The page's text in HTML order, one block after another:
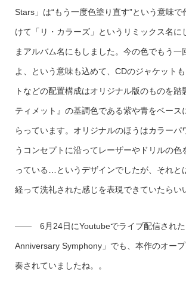
Stars」は“もう一度色塗り直す”という意味
けて「リ・カラーズ」というリミックス名に
まアルバム名にもしました。今の色でもう一
よ、という意味も込めて、CDのジャケット
トなどの配置構成はオリジナル版のものを踏
ティメット』の基調色である紫や青をベース
らっています。オリジナルのほうはカラーパ
うコンセプトに沿ってレーザーやドリルの色
っている…というデザインでしたが、それと
経って洗礼された感じを表現できていたらい
—— 6月24日にYoutubeでライブ配信された
Anniversary Symphony」でも、本作のオー
奏されていましたね。。